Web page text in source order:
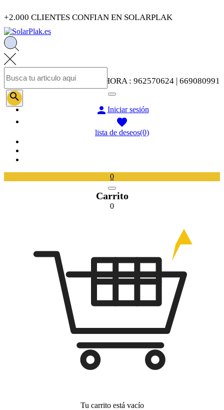
+2.000 CLIENTES CONFIAN EN SOLARPLAK
LLAMENOS AHORA : 962570624 | 669080991

Iniciar sesión

lista de deseos(0)
0
Carrito
0
Tu carrito está vacío